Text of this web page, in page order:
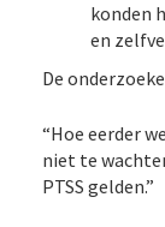
konden
en
De
“Hoe eerder
niet te
PTSS gelden.”